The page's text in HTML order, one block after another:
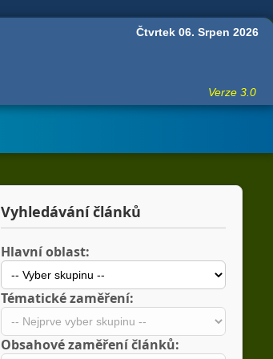
Čtvrtek 06. Srpen 2026
Verze 3.0
Vyhledávání článků
Hlavní oblast:
Tématické zaměření:
Obsahové zaměření článků: